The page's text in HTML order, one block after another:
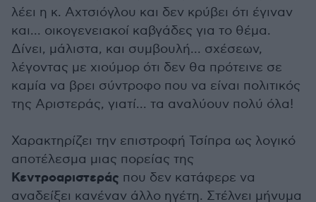
λέει η κ. Αχτσιόγλου και δεν κρύβει ότι έγιναν
και... οικογενειακοί καβγάδες για το θέμα.
Δίνει, μάλιστα, και συμβουλή... σχέσεων,
λέγοντας με χιούμορ ότι δεν θα πρότεινε σε
καμία να βρει σύντροφο που να είναι πολιτικός
της Αριστεράς, γιατί... τα αναλύουν πολύ όλα!
Χαρακτηρίζει την επιστροφή Τσίπρα ως λογικό
αποτέλεσμα μιας πορείας της
Κεντροαριστεράς που δεν κατάφερε να
αναδείξει κανέναν άλλο ηγέτη. Στέλνει μήνυμα